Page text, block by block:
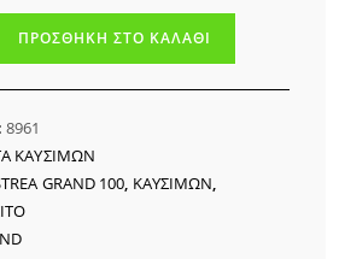
ΠΡΟΣΘΉΚΗ ΣΤΟ ΚΑΛΆΘΙ
8961
ΚΑΥΣΙΜΩΝ
GRAND 100, ΚΑΥΣΙΜΩΝ,